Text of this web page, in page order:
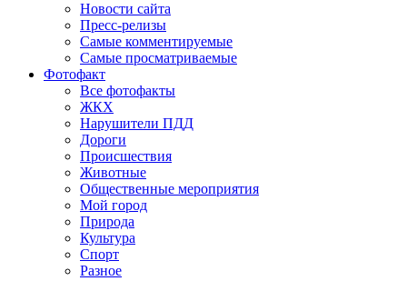
Новости сайта
Пресс-релизы
Самые комментируемые
Самые просматриваемые
Фотофакт
Все фотофакты
ЖКХ
Нарушители ПДД
Дороги
Происшествия
Животные
Общественные мероприятия
Мой город
Природа
Культура
Спорт
Разное